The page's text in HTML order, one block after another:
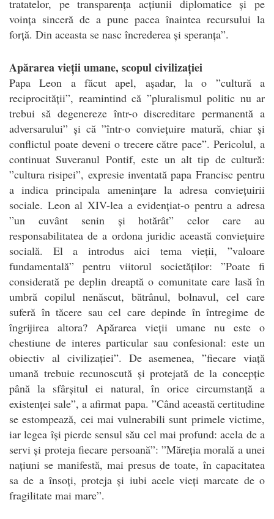
tratatelor, pe transparența acțiunii diplomatice și pe
voința sinceră de a pune pacea înaintea recursului la
forță. Din aceasta se nasc încrederea și speranța”.
Apărarea vieții umane, scopul civilizației
Papa Leon a făcut apel, așadar, la o ”cultură a
reciprocității”, reamintind că ”pluralismul politic nu ar
trebui să degenereze într-o discreditare permanentă a
adversarului” și că ”într-o conviețuire matură, chiar și
conflictul poate deveni o trecere către pace”. Pericolul, a
continuat Suveranul Pontif, este un alt tip de cultură:
”cultura risipei”, expresie inventată papa Francisc pentru
a indica principala amenințare la adresa conviețuirii
sociale. Leon al XIV-lea a evidențiat-o pentru a adresa
”un cuvânt senin și hotărât” celor care au
responsabilitatea de a ordona juridic această conviețuire
socială. El a introdus aici tema vieții, ”valoare
fundamentală” pentru viitorul societăților: ”Poate fi
considerată pe deplin dreaptă o comunitate care lasă în
umbră copilul nenăscut, bătrânul, bolnavul, cel care
suferă în tăcere sau cel care depinde în întregime de
îngrijirea altora? Apărarea vieții umane nu este o
chestiune de interes particular sau confesional: este un
obiectiv al civilizației”. De asemenea, ”fiecare viață
umană trebuie recunoscută și protejată de la concepție
până la sfârșitul ei natural, în orice circumstanță a
existenței sale”, a afirmat papa. ”Când această certitudine
se estompează, cei mai vulnerabili sunt primele victime,
iar legea își pierde sensul său cel mai profund: acela de a
servi și proteja fiecare persoană”: ”Măreția morală a unei
națiuni se manifestă, mai presus de toate, în capacitatea
sa de a însoți, proteja și iubi acele vieți marcate de o
fragilitate mai mare”.